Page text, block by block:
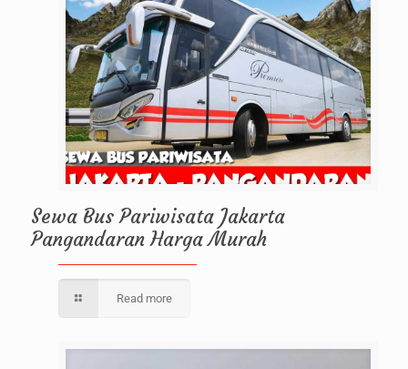
Sewa Bus Pariwisata Jakarta
Pangandaran Harga Murah
Read more